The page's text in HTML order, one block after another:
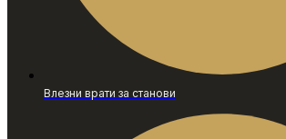
Влезни врати за станови